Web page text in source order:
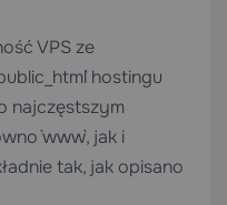
VPS ze
hostingu
najczęstszym
`www`, jak i
tak, jak opisano